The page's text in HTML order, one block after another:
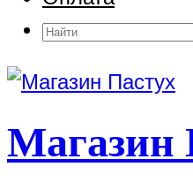
Найти:
Магазин